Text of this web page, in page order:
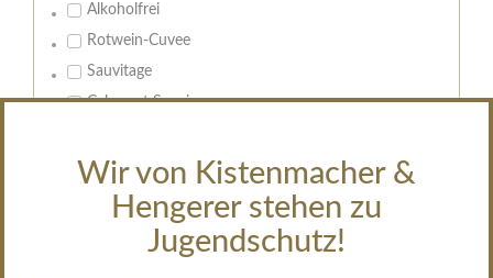
Wir von Kistenmacher &
Hengerer stehen zu
Jugendschutz!
Alkoholfrei
Rotwein-Cuvee
Sauvitage
Cabernet Sauvignon
Geschmack:
trocken
feinherb
halbtrocken